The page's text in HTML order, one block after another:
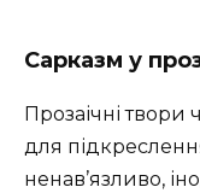
Сарказм у
Прозаічні твори
для
ненав’язливо,